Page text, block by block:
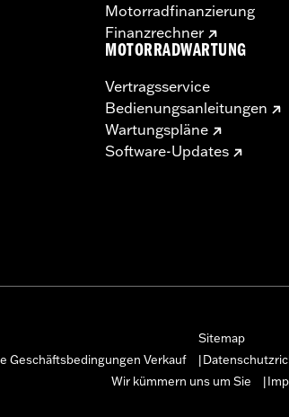
Motorradfinanzierung
Finanzrechner
MOTORRADWARTUNG
Vertragsservice
Bedienungsanleitungen
Wartungspläne
Software-Updates
Sitemap
Geschäftsbedingungen Verkauf
Wir kümmern uns um Sie